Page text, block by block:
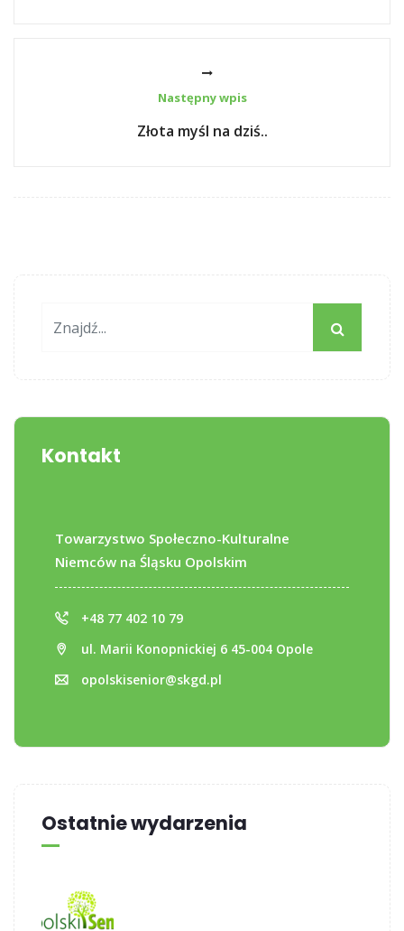
Następny wpis
Złota myśl na dziś..
Kontakt
Towarzystwo Społeczno-Kulturalne
Niemców na Śląsku Opolskim
+48 77 402 10 79
ul. Marii Konopnickiej 6 45-004 Opole
opolskisenior@skgd.pl
Ostatnie wydarzenia